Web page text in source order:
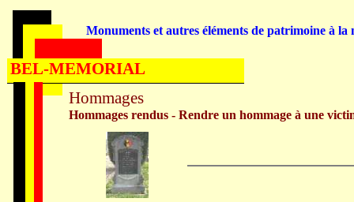
Hommages
Hommages rendus - Rendre un hommage à une
Monuments et autres éléments de patrimoine à la
BEL-MEMORIAL